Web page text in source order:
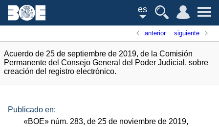
es
anterior siguiente
Acuerdo de 25 de septiembre de 2019, de la Comisión
Permanente del Consejo General del Poder Judicial, sobre
creación del registro electrónico.
Publicado en:
«BOE» núm. 283, de 25 de noviembre de 2019,